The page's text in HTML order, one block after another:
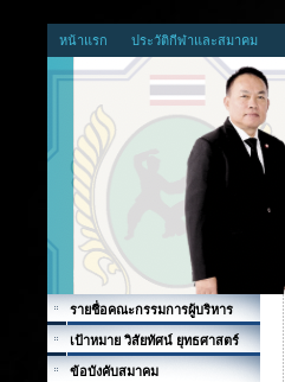
หน้าแรก ประวัติกีฬาและสมาคม
รายชื่อคณะกรรมการผู้บริหาร
เป้าหมาย วิสัยทัศน์ ยุทธศาสตร์
ข้อบังคับสมาคม